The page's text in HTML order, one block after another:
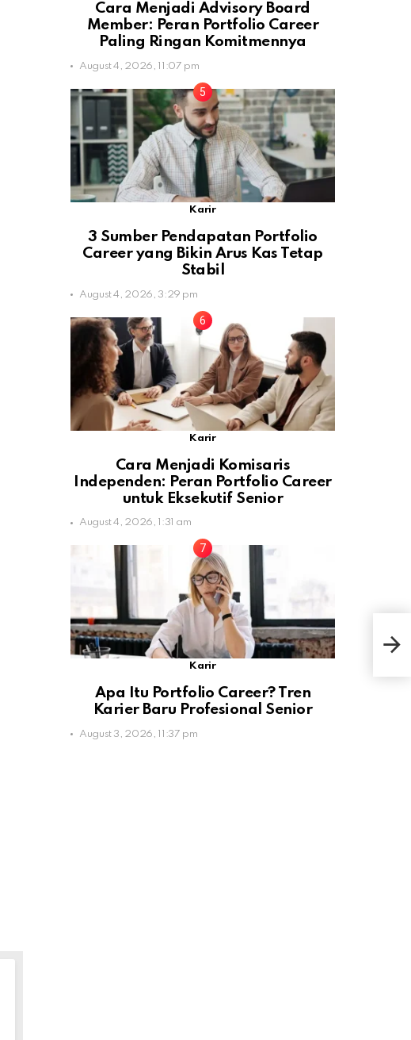
Cara Menjadi Advisory Board
Member: Peran Portfolio Career
Paling Ringan Komitmennya
August 4, 2026, 11:07 pm
Karir
3 Sumber Pendapatan Portfolio
Career yang Bikin Arus Kas Tetap
Stabil
August 4, 2026, 3:29 pm
Karir
Cara Menjadi Komisaris
Independen: Peran Portfolio Career
untuk Eksekutif Senior
August 4, 2026, 1:31 am
Karir
Apa Itu Portfolio Career? Tren
Karier Baru Profesional Senior
August 3, 2026, 11:37 pm